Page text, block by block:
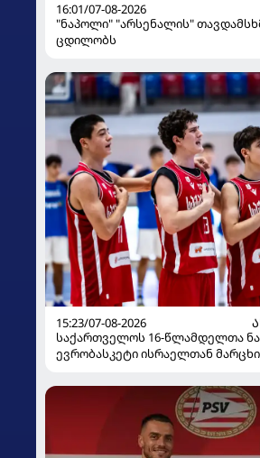
16:01/07-08-2026
"ნაპოლი" "არსენალის"
ცდილობს
15:23/07-08-2026
საქართველოს 16-წლამდელთა
ევრობასკეტი ისრაელთან